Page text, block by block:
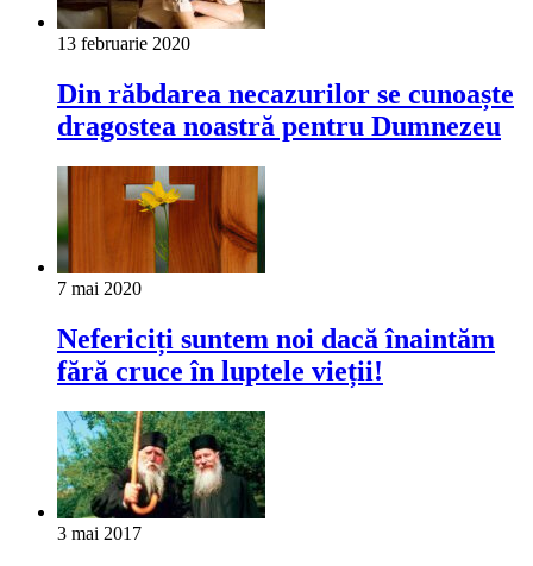
13 februarie 2020
Din răbdarea necazurilor se cunoaște
dragostea noastră pentru Dumnezeu
7 mai 2020
Nefericiți suntem noi dacă înaintăm
fără cruce în luptele vieții!
3 mai 2017